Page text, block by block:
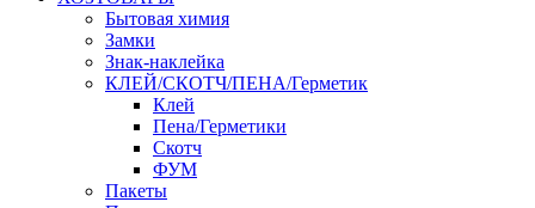
Бытовая химия
Замки
Знак-наклейка
КЛЕЙ/СКОТЧ/ПЕНА/Герметик
Клей
Пена/Герметики
Скотч
ФУМ
Пакеты